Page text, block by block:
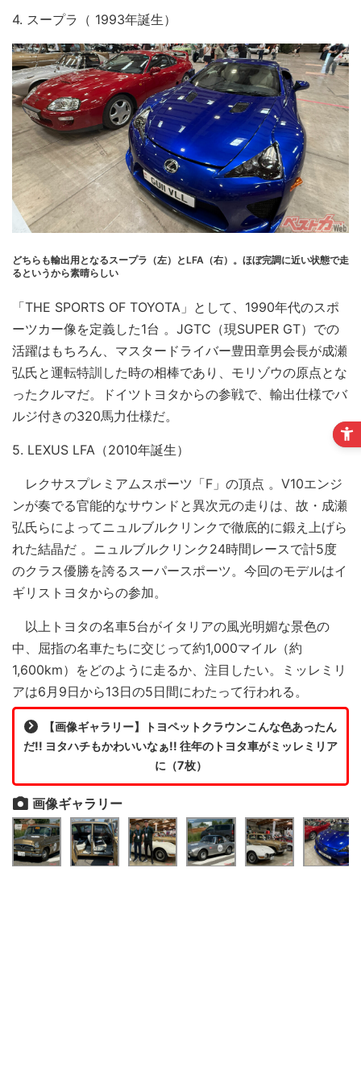
4. スープラ（ 1993年誕生）
どちらも輸出用となるスープラ（左）とLFA（右）。ほぼ完調に近い状態で走
るというから素晴らしい
「THE SPORTS OF TOYOTA」として、1990年代のスポ
ーツカー像を定義した1台 。JGTC（現SUPER GT）での
活躍はもちろん、マスタードライバー豊田章男会長が成瀬
弘氏と運転特訓した時の相棒であり、モリゾウの原点とな
ったクルマだ。ドイツトヨタからの参戦で、輸出仕様でバ
ルジ付きの320馬力仕様だ。
5. LEXUS LFA（2010年誕生）
レクサスプレミアムスポーツ「F」の頂点 。V10エンジ
ンが奏でる官能的なサウンドと異次元の走りは、故・成瀬
弘氏らによってニュルブルクリンクで徹底的に鍛え上げら
れた結晶だ 。ニュルブルクリンク24時間レースで計5度
のクラス優勝を誇るスーパースポーツ。今回のモデルはイ
ギリストヨタからの参加。
以上トヨタの名車5台がイタリアの風光明媚な景色の
中、屈指の名車たちに交じって約1,000マイル（約
1,600km）をどのように走るか、注目したい。ミッレミリ
アは6月9日から13日の5日間にわたって行われる。
【画像ギャラリー】トヨペットクラウンこんな色あったん
だ!! ヨタハチもかわいいなぁ!! 往年のトヨタ車がミッレミリア
に（7枚）
画像ギャラリー